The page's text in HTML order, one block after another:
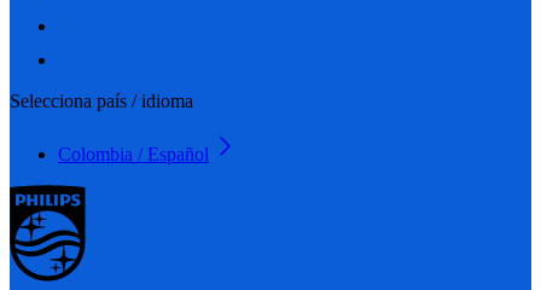
Selecciona país / idioma
Colombia / Español